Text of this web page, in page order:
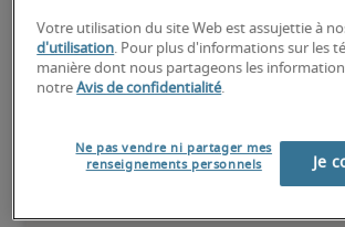
Salaire d'un
Halifax, NS
6,5% inférieur à la
Votre utilisation du site Web est assujettie à
d'utilisation . Pour plus d'informations sur les
manière dont nous partageons les
notreAvis de confidentialité.
Ne pas vendre ni partager mes
renseignements personnels
Je